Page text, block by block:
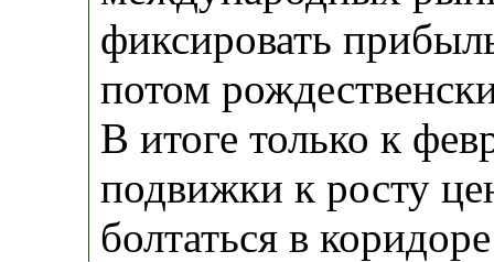
фиксировать
потом
В итоге только к
подвижки к росту
болтаться в